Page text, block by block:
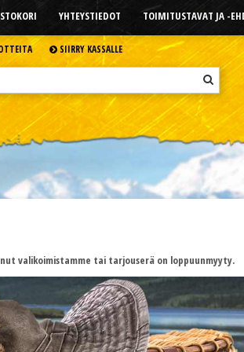
YHTEYSTIEDOT TOIMITUSTAVAT JA -
SIIRRY KASSALLE
valikoimistamme tai tarjouserä on loppuunmyyty.